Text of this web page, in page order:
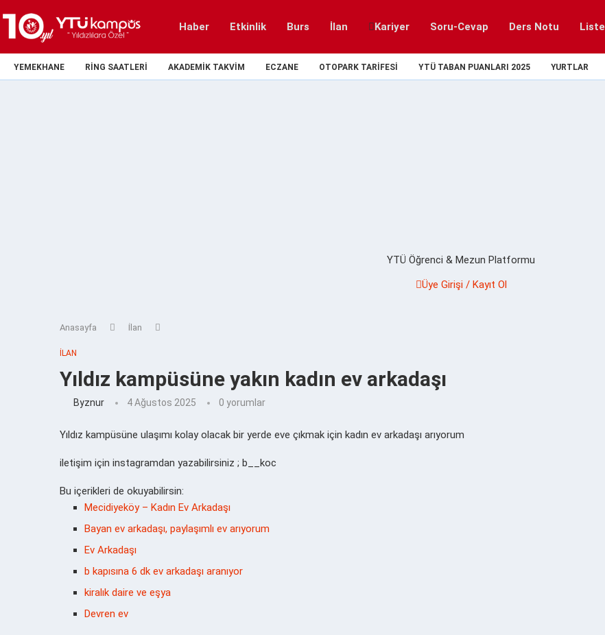
Haber Etkinlik Burs İlan Kariyer Soru-Cevap Ders Notu Liste
YEMEKHANE RING SAATLERI AKADEMIK TAKVIM ECZANE OTOPARK TARIFESI YTÜ TABAN PUANLARI 2025 YURTLAR
YTÜ Öğrenci & Mezun Platformu
Üye Girişi / Kayıt Ol
Anasayfa İlan
İLAN
Yıldız kampüsüne yakın kadın ev arkadaşı
Byznur 4 Ağustos 2025 0 yorumlar
Yıldız kampüsüne ulaşımı kolay olacak bir yerde eve çıkmak için kadın ev arkadaşı arıyorum
iletişim için instagramdan yazabilirsiniz ; b__koc
Bu içerikleri de okuyabilirsin:
Mecidiyeköy – Kadın Ev Arkadaşı
Bayan ev arkadaşı, paylaşımlı ev arıyorum
Ev Arkadaşı
b kapısına 6 dk ev arkadaşı aranıyor
kiralık daire ve eşya
Devren ev